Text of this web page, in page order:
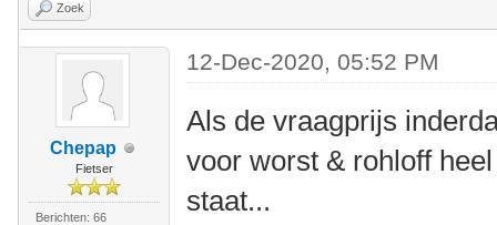
Zoek
Chepap
Fietser
Berichten: 66
12-Dec-2020, 05:52 PM
Als de vraagprijs
voor worst & rohloff
staat...